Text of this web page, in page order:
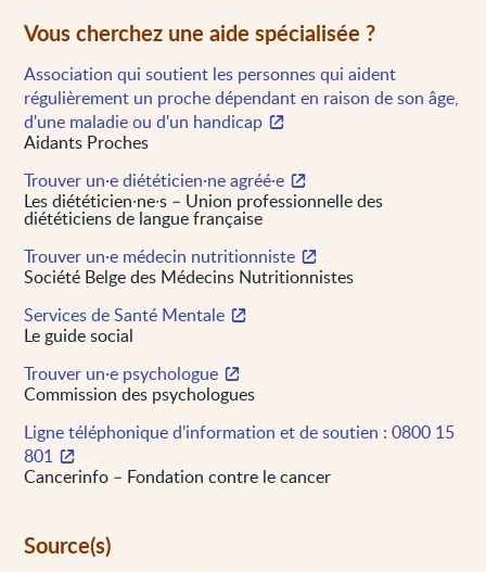
Vous cherchez une aide spécialisée ?
Association qui soutient les personnes qui aident
régulièrement un proche dépendant en raison de son âge,
d'une maladie ou d'un handicap
Aidants Proches
Trouver un·e diététicien·ne agréé·e
Les diététicien∙ne∙s – Union professionnelle des
diététiciens de langue française
Trouver un·e médecin nutritionniste
Société Belge des Médecins Nutritionnistes
Services de Santé Mentale
Le guide social
Trouver un·e psychologue
Commission des psychologues
Ligne téléphonique d’information et de soutien : 0800 15
801
Cancerinfo – Fondation contre le cancer
Source(s)